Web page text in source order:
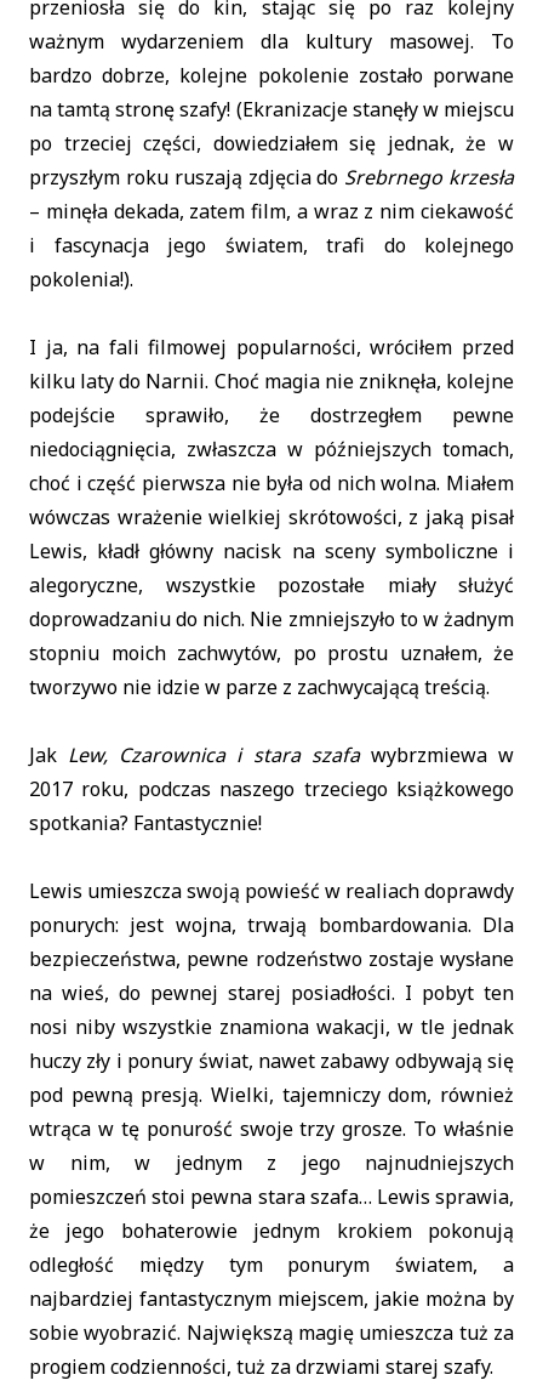
przeniosła się do kin, stając się po raz kolejny
ważnym wydarzeniem dla kultury masowej. To
bardzo dobrze, kolejne pokolenie zostało porwane
na tamtą stronę szafy! (Ekranizacje stanęły w miejscu
po trzeciej części, dowiedziałem się jednak, że w
przyszłym roku ruszają zdjęcia do Srebrnego krzesła
– minęła dekada, zatem film, a wraz z nim ciekawość
i fascynacja jego światem, trafi do kolejnego
pokolenia!).
I ja, na fali filmowej popularności, wróciłem przed
kilku laty do Narnii. Choć magia nie zniknęła, kolejne
podejście sprawiło, że dostrzegłem pewne
niedociągnięcia, zwłaszcza w późniejszych tomach,
choć i część pierwsza nie była od nich wolna. Miałem
wówczas wrażenie wielkiej skrótowości, z jaką pisał
Lewis, kładł główny nacisk na sceny symboliczne i
alegoryczne, wszystkie pozostałe miały służyć
doprowadzaniu do nich. Nie zmniejszyło to w żadnym
stopniu moich zachwytów, po prostu uznałem, że
tworzywo nie idzie w parze z zachwycającą treścią.
Jak Lew, Czarownica i stara szafawybrzmiewa w
2017 roku, podczas naszego trzeciego książkowego
spotkania? Fantastycznie!
Lewis umieszcza swoją powieść w realiach doprawdy
ponurych: jest wojna, trwają bombardowania. Dla
bezpieczeństwa, pewne rodzeństwo zostaje wysłane
na wieś, do pewnej starej posiadłości. I pobyt ten
nosi niby wszystkie znamiona wakacji, w tle jednak
huczy zły i ponury świat, nawet zabawy odbywają się
pod pewną presją. Wielki, tajemniczy dom, również
wtrąca w tę ponurość swoje trzy grosze. To właśnie
w nim, w jednym z jego najnudniejszych
pomieszczeń stoi pewna stara szafa… Lewis sprawia,
że jego bohaterowie jednym krokiem pokonują
odległość między tym ponurym światem, a
najbardziej fantastycznym miejscem, jakie można by
sobie wyobrazić. Największą magię umieszcza tuż za
progiem codzienności, tuż za drzwiami starej szafy.